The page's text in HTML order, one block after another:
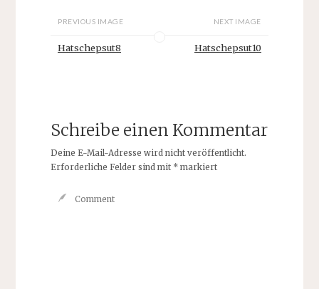
PREVIOUS IMAGE
Hatschepsut8
NEXT IMAGE
Hatschepsut10
Schreibe einen Kommentar
Deine E-Mail-Adresse wird nicht veröffentlicht.
Erforderliche Felder sind mit *markiert